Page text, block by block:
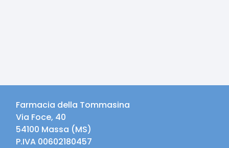
Farmacia della Tommasina
Via Foce, 40
54100 Massa (MS)
P.IVA 00602180457